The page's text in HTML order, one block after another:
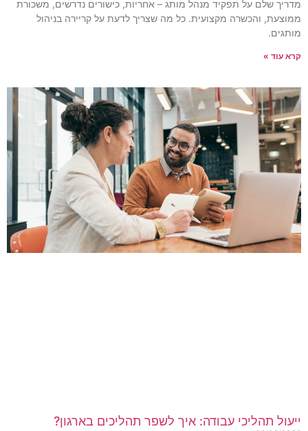
שלם על תפקיד מנהל מותג – אחריות, כישורים נדרשים, משכורת
והכשרה מקצועית. כל מה שצריך לדעת על קריירה בניהול
עוד »
תהליכי עבודה: איך לשפר תהליכים בארגון?